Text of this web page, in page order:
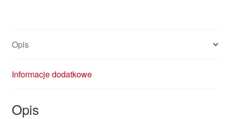
Opis
Informacje dodatkowe
Opis